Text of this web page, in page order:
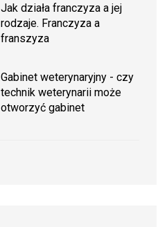
Jak działa franczyza a jej
rodzaje. Franczyza a
franszyza
Gabinet weterynaryjny - czy
technik weterynarii może
otworzyć gabinet